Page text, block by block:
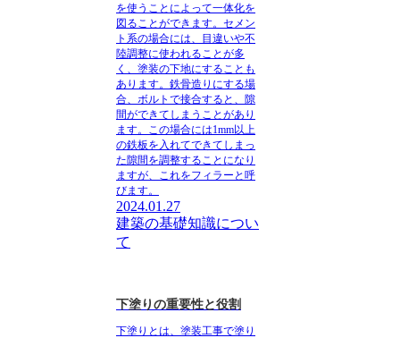
を使うことによって一体化を
図ることができます。セメン
ト系の場合には、目違いや不
陸調整に使われることが多
く、塗装の下地にすることも
あります。鉄骨造りにする場
合、ボルトで接合すると、隙
間ができてしまうことがあり
ます。この場合には1mm以上
の鉄板を入れてできてしまっ
た隙間を調整することになり
ますが、これをフィラーと呼
びます。
2024.01.27
建築の基礎知識につい
て
下塗りの重要性と役割
下塗りとは、塗装工事で塗り